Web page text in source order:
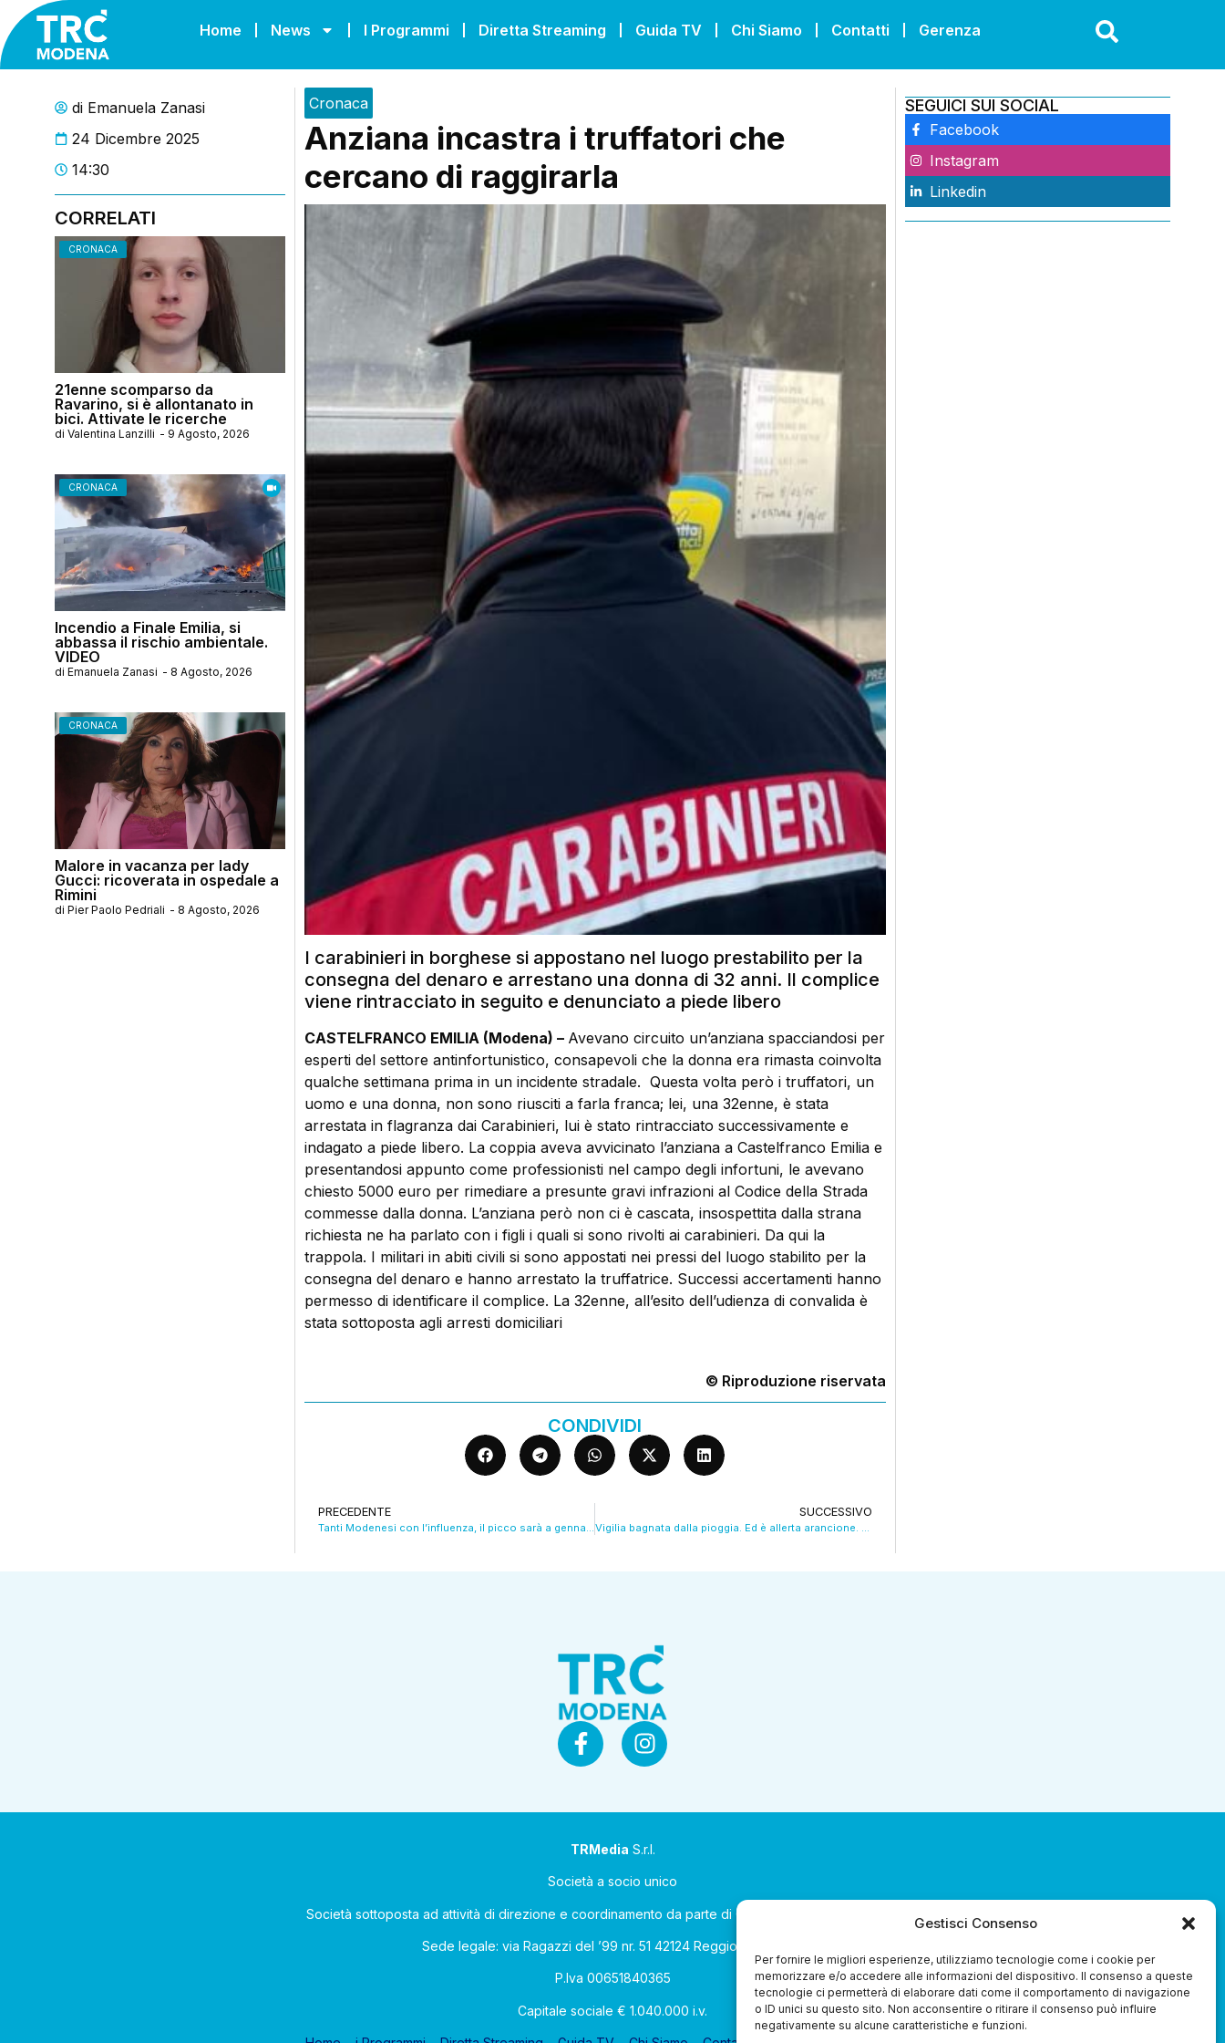
Gestisci Consenso
Per fornire le migliori esperienze, utilizziamo tecnologie come i cookie per
memorizzare e/o accedere alle informazioni del dispositivo. Il consenso a queste
tecnologie ci permetterà di elaborare dati come il comportamento di navigazione
o ID unici su questo sito. Non acconsentire o ritirare il consenso può influire
negativamente su alcune caratteristiche e funzioni.
Home News I Programmi Diretta Streaming Guida TV Chi Siamo Contatti Gerenza
di Emanuela Zanasi
24 Dicembre 2025
14:30
CORRELATI
CRONACA
21enne scomparso da
Ravarino, si è allontanato in
bici. Attivate le ricerche
di Valentina Lanzilli - 9 Agosto, 2026
CRONACA
Incendio a Finale Emilia, si
abbassa il rischio ambientale.
VIDEO
di Emanuela Zanasi - 8 Agosto, 2026
CRONACA
Malore in vacanza per lady
Gucci: ricoverata in ospedale a
Rimini
di Pier Paolo Pedriali - 8 Agosto, 2026
Cronaca
Anziana incastra i truffatori che
cercano di raggirarla
I carabinieri in borghese si appostano nel luogo prestabilito per la
consegna del denaro e arrestano una donna di 32 anni. Il complice
viene rintracciato in seguito e denunciato a piede libero
CASTELFRANCO EMILIA (Modena) – Avevano circuito un’anziana spacciandosi per
esperti del settore antinfortunistico, consapevoli che la donna era rimasta coinvolta
qualche settimana prima in un incidente stradale. Questa volta però i truffatori, un
uomo e una donna, non sono riusciti a farla franca; lei, una 32enne, è stata
arrestata in flagranza dai Carabinieri, lui è stato rintracciato successivamente e
indagato a piede libero. La coppia aveva avvicinato l’anziana a Castelfranco Emilia e
presentandosi appunto come professionisti nel campo degli infortuni, le avevano
chiesto 5000 euro per rimediare a presunte gravi infrazioni al Codice della Strada
commesse dalla donna. L’anziana però non ci è cascata, insospettita dalla strana
richiesta ne ha parlato con i figli i quali si sono rivolti ai carabinieri. Da qui la
trappola. I militari in abiti civili si sono appostati nei pressi del luogo stabilito per la
consegna del denaro e hanno arrestato la truffatrice. Successi accertamenti hanno
permesso di identificare il complice. La 32enne, all’esito dell’udienza di convalida è
stata sottoposta agli arresti domiciliari
© Riproduzione riservata
CONDIVIDI
PRECEDENTE
Tanti Modenesi con l’influenza, il picco sarà a gennaio. VIDEO
SUCCESSIVO
Vigilia bagnata dalla pioggia. Ed è allerta arancione. VIDEO
SEGUICI SUI SOCIAL
Facebook
Instagram
Linkedin
TRMedia S.r.l.
Società a socio unico
Società sottoposta ad attività di direzione e coordinamento da parte di Coop Alleanza 3.0 Soc. Coop.
Sede legale: via Ragazzi del ’99 nr. 51 42124 Reggio Emilia (RE)
P.Iva 00651840365
Capitale sociale € 1.040.000 i.v.